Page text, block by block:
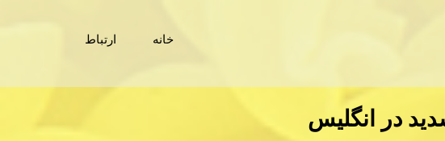
خانه ارتباط
در انگلیس